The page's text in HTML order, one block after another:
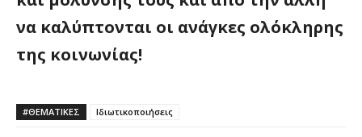
να καλύπτονται οι ανάγκες ολόκληρης
της κοινωνίας!
#ΘΕΜΑΤΙΚΈΣ Ιδιωτικοποιήσεις